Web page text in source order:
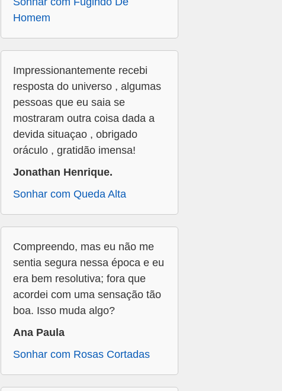
Homem
Impressionantemente recebi
resposta do universo , algumas
pessoas que eu saia se
mostraram outra coisa dada a
devida situaçao , obrigado
oráculo , gratidão imensa!
Jonathan Henrique.
Sonhar com Queda Alta
Compreendo, mas eu não me
sentia segura nessa época e eu
era bem resolutiva; fora que
acordei com uma sensação tão
boa. Isso muda algo?
Ana Paula
Sonhar com Rosas Cortadas